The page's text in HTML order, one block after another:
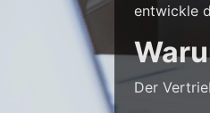
entwickle
Der